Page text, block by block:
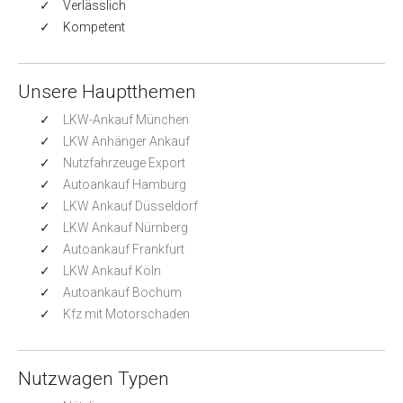
Verlässlich
Kompetent
Unsere Hauptthemen
LKW-Ankauf München
LKW Anhänger Ankauf
Nutzfahrzeuge Export
Autoankauf Hamburg
LKW Ankauf Düsseldorf
LKW Ankauf Nürnberg
Autoankauf Frankfurt
LKW Ankauf Köln
Autoankauf Bochum
Kfz mit Motorschaden
Nutzwagen Typen